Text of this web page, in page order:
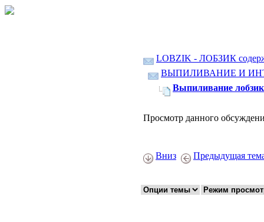
LOBZIK - ЛОБЗИК
ВЫПИЛИВАНИЕ И
Выпиливание
Просмотр данного
Вниз Предыдущая